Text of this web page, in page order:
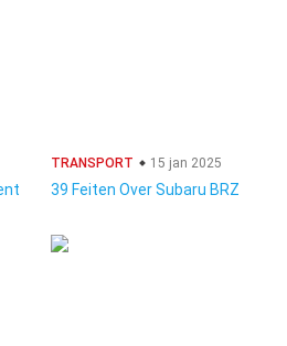
TRANSPORT 15 jan 2025
39 Feiten Over Subaru BRZ